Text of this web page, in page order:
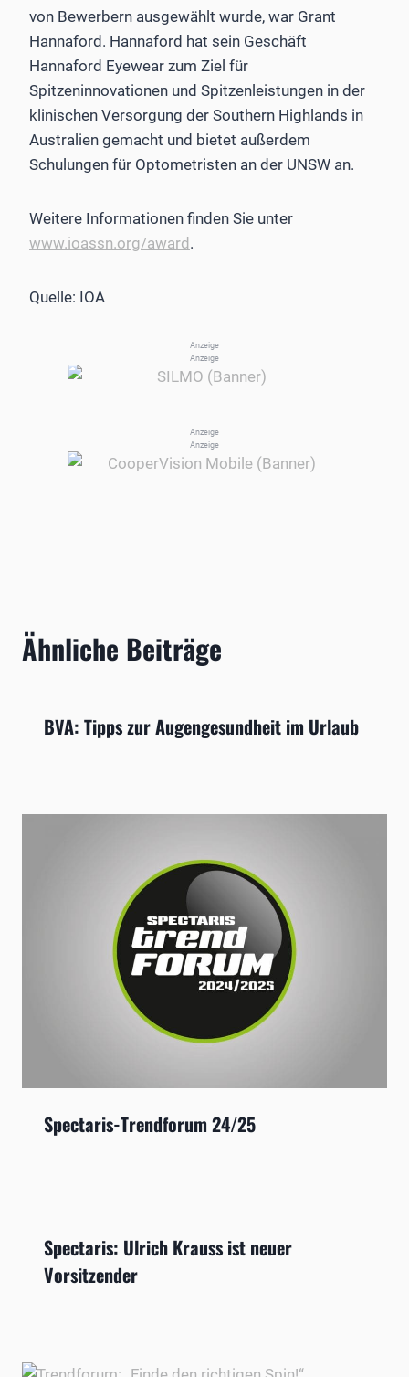
von Bewerbern ausgewählt wurde, war Grant
Hannaford. Hannaford hat sein Geschäft
Hannaford Eyewear zum Ziel für
Spitzeninnovationen und Spitzenleistungen in der
klinischen Versorgung der Southern Highlands in
Australien gemacht und bietet außerdem
Schulungen für Optometristen an der UNSW an.
Weitere Informationen finden Sie unter
www.ioassn.org/award .
Quelle: IOA
Anzeige
Anzeige
Anzeige
Anzeige
Ähnliche Beiträge
BVA: Tipps zur Augengesundheit im Urlaub
Spectaris-Trendforum 24/25
Spectaris: Ulrich Krauss ist neuer
Vorsitzender